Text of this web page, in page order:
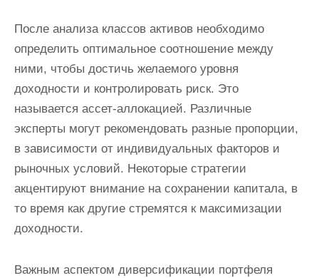
После анализа классов активов необходимо
определить оптимальное соотношение между
ними, чтобы достичь желаемого уровня
доходности и контролировать риск. Это
называется ассет-аллокацией. Различные
эксперты могут рекомендовать разные пропорции,
в зависимости от индивидуальных факторов и
рыночных условий. Некоторые стратегии
акцентируют внимание на сохранении капитала, в
то время как другие стремятся к максимизации
доходности.
Важным аспектом диверсификации портфеля